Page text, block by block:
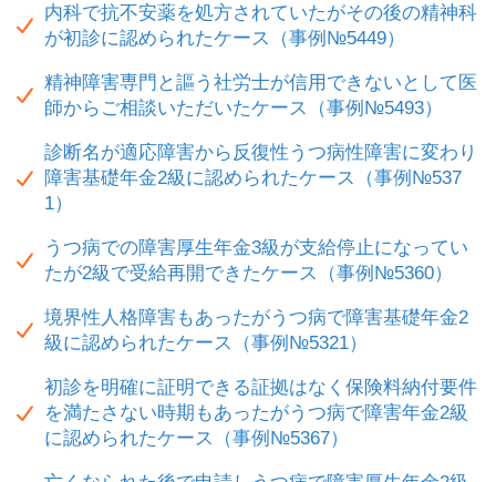
内科で抗不安薬を処方されていたがその後の精神科
が初診に認められたケース（事例№5449）
精神障害専門と謳う社労士が信用できないとして医
師からご相談いただいたケース（事例№5493）
診断名が適応障害から反復性うつ病性障害に変わり
障害基礎年金2級に認められたケース（事例№537
1）
うつ病での障害厚生年金3級が支給停止になってい
たが2級で受給再開できたケース（事例№5360）
境界性人格障害もあったがうつ病で障害基礎年金2
級に認められたケース（事例№5321）
初診を明確に証明できる証拠はなく保険料納付要件
を満たさない時期もあったがうつ病で障害年金2級
に認められたケース（事例№5367）